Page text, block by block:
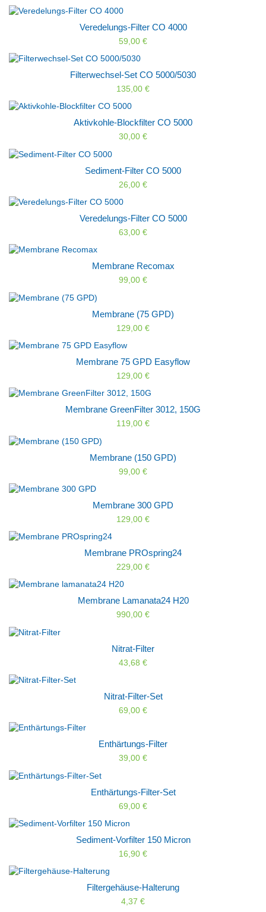
Veredelungs-Filter CO 4000
59,00 €
Filterwechsel-Set CO 5000/5030
135,00 €
Aktivkohle-Blockfilter CO 5000
30,00 €
Sediment-Filter CO 5000
26,00 €
Veredelungs-Filter CO 5000
63,00 €
Membrane Recomax
99,00 €
Membrane (75 GPD)
129,00 €
Membrane 75 GPD Easyflow
129,00 €
Membrane GreenFilter 3012, 150G
119,00 €
Membrane (150 GPD)
99,00 €
Membrane 300 GPD
129,00 €
Membrane PROspring24
229,00 €
Membrane Lamanata24 H20
990,00 €
Nitrat-Filter
43,68 €
Nitrat-Filter-Set
69,00 €
Enthärtungs-Filter
39,00 €
Enthärtungs-Filter-Set
69,00 €
Sediment-Vorfilter 150 Micron
16,90 €
Filtergehäuse-Halterung
4,37 €